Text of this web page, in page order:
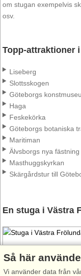
om stugan exempelvis
osv.
Topp-attraktioner
Liseberg
Slottsskogen
Göteborgs
Haga
Feskekörka
Göteborgs botaniska
Maritiman
Älvsborgs nya fästning
Masthuggskyrkan
Skärgårdstur till
En stuga i Västra
Så här
Vi använder data från